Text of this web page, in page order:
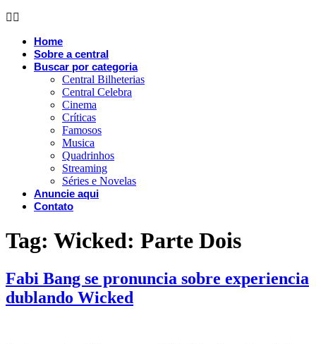
Home
Sobre a central
Buscar por categoria
Central Bilheterias
Central Celebra
Cinema
Críticas
Famosos
Musica
Quadrinhos
Streaming
Séries e Novelas
Anuncie aqui
Contato
Tag: Wicked: Parte Dois
Fabi Bang se pronuncia sobre experiencia
dublando Wicked